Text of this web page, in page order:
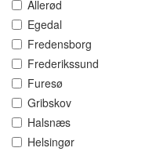
Allerød
Egedal
Fredensborg
Frederikssund
Furesø
Gribskov
Halsnæs
Helsingør